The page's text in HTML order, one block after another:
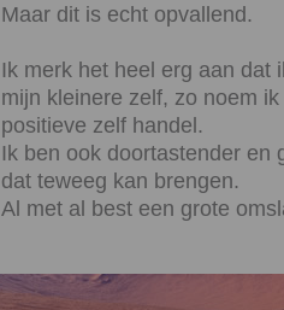
Maar dit is echt opvallend.
Ik merk het heel erg aan dat
mijn kleinere zelf, zo noem
positieve zelf handel.
Ik ben ook doortastender en
dat teweeg kan brengen.
Al met al best een grote